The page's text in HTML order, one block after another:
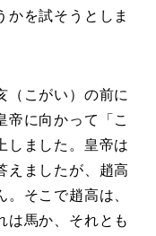
かを試そうとしま
（こがい）の前に
帝に向かって「こ
しました。皇帝は
えましたが、趙高
そこで趙高は、
は馬か、それとも